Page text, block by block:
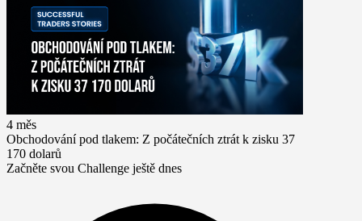
4 měs
Obchodování pod tlakem: Z počátečních ztrát k zisku 37
170 dolarů
Začněte svou Challenge ještě dnes